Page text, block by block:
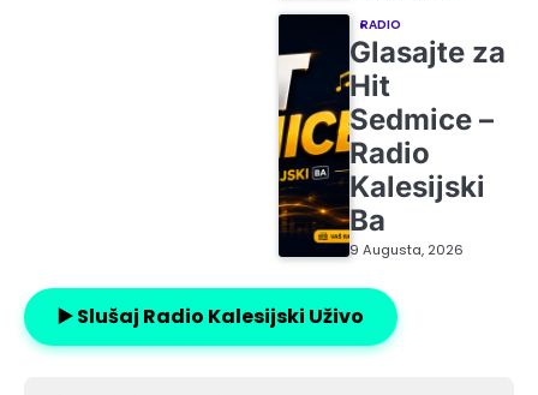
RADIO
Glasajte za
Hit
Sedmice –
Radio
Kalesijski
Ba
9 Augusta, 2026
▶️ Slušaj Radio Kalesijski Uživo